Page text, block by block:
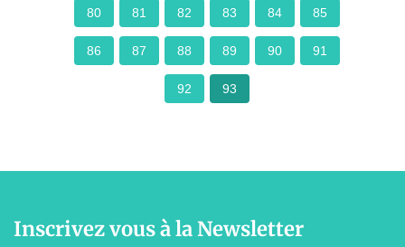
80 81 82 83 84 85
86 87 88 89 90 91
92 93
Inscrivez vous à la Newsletter